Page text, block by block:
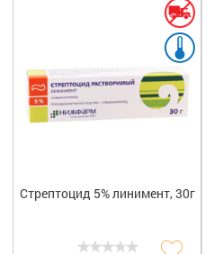
Стрептоцид 5% линимент, 30г